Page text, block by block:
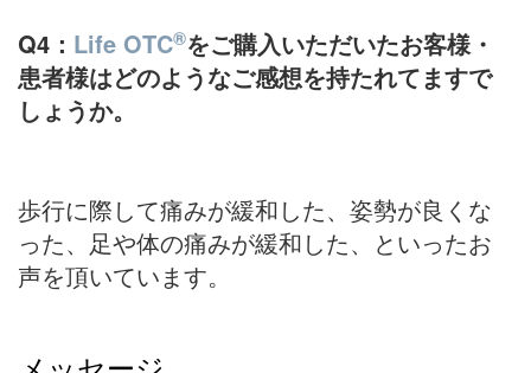
Q4： Life OTC®をご購入いただいたお客様・
患者様はどのようなご感想を持たれてますで
しょうか。
歩行に際して痛みが緩和した、姿勢が良くな
った、足や体の痛みが緩和した、といったお
声を頂いています。